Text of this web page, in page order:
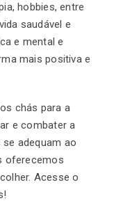
hobbies, entre
saudável e
e mental e
mais positiva e
chás para a
e combater a
adequam ao
oferecemos
Acesse o